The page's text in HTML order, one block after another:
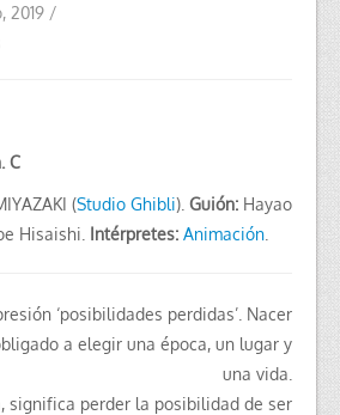
2019 /
C
(Studio Ghibli). Guión: Hayao
Hisaishi. Intérpretes: Animación
‘posibilidades perdidas’. Nacer
a elegir una época, un lugar y
una vida.
significa perder la posibilidad de ser